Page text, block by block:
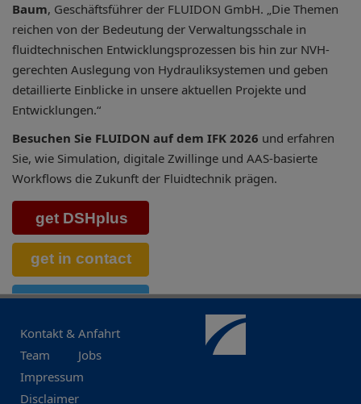
Baum, Geschäftsführer der FLUIDON GmbH. „Die Themen
reichen von der Bedeutung der Verwaltungsschale in
fluidtechnischen Entwicklungsprozessen bis hin zur NVH-
gerechten Auslegung von Hydrauliksystemen und geben
detaillierte Einblicke in unsere aktuellen Projekte und
Entwicklungen.“
Besuchen Sie FLUIDON auf dem IFK 2026 und erfahren
Sie, wie Simulation, digitale Zwillinge und AAS-basierte
Workflows die Zukunft der Fluidtechnik prägen.
Kontakt & Anfahrt
Team
Jobs
Impressum
Disclaimer